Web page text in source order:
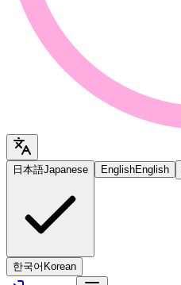
日本語Japanese EnglishEnglish
한국어 Korean